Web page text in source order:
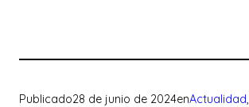
Publicado28 de junio de 2024enActualidad,